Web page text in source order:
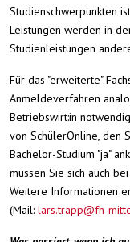
Studienschwerpunkten
Leistungen werden in
Studienleistungen
Für das "erweiterte"
Anmeldeverfahren
Betriebswirt:in
von SchülerOnline, den
Bachelor-Studium "ja"
müssen Sie sich auch
Weitere Informationen
(Mail: lars.trapp@fh-